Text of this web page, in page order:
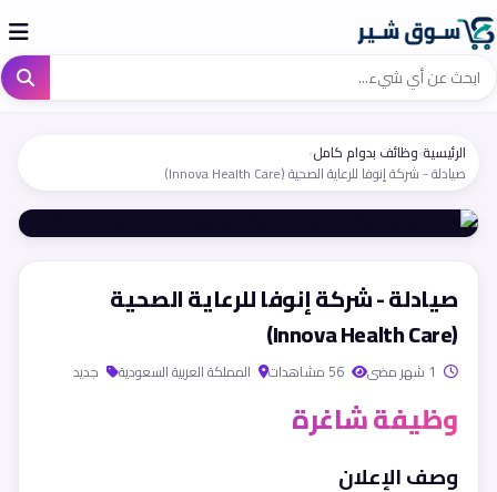
الرئيسية›وظائف بدوام كامل›
صيادلة - شركة إنوفا للرعاية الصحية (Innova Health Care)
صيادلة - شركة إنوفا للرعاية الصحية
(Innova Health Care)
المملكة العربية السعودية جديد
وظيفة شاغرة
وصف الإعلان